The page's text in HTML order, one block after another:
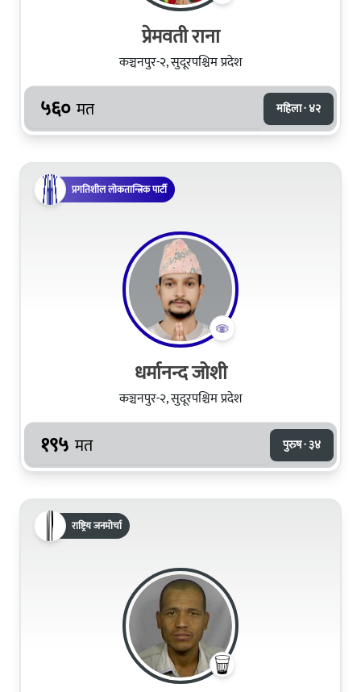
प्रेमवती राना
कञ्चनपुर-२, सुदूरपश्चिम प्रदेश
५६० मत महिला · ४२
प्रगतिशील लोकतान्त्रिक पार्टी
धर्मानन्द जोशी
कञ्चनपुर-२, सुदूरपश्चिम प्रदेश
१९५ मत पुरुष · ३४
राष्ट्रिय जनमोर्चा